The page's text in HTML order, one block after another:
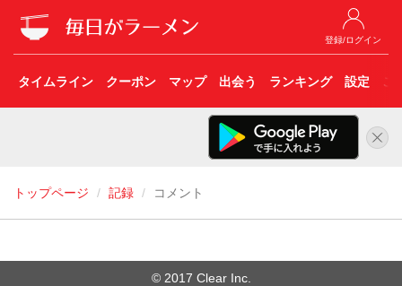
登録/ログイン
タイムライン クーポン マップ 出会う ランキング 設定 こ
トップページ 記録 コメント
© 2017 Clear Inc.